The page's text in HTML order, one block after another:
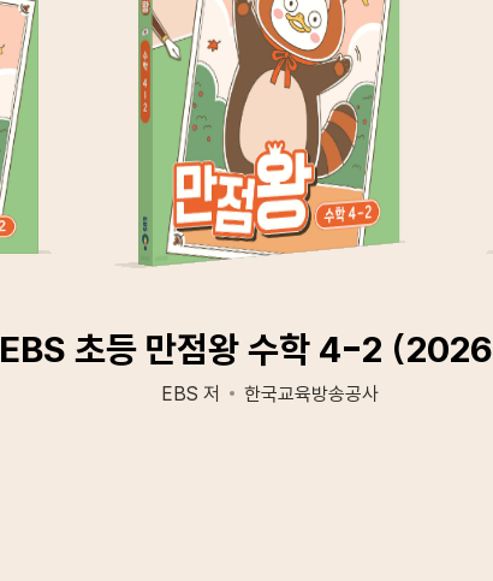
EBS 초등 만점왕 수학 4-2
EBS 저 한국교육방송공사